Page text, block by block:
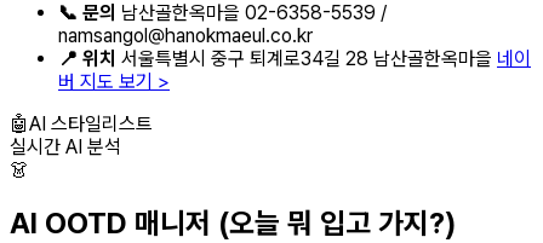
📞 문의 남산골한옥마을 02-6358-5539 /
namsangol@hanokmaeul.co.kr
📍 위치 서울특별시 중구 퇴계로34길 28 남산골한옥마을 네이
버 지도 보기 >
🤖AI 스타일리스트
실시간 AI 분석
👗
AI OOTD 매니저 (오늘 뭐 입고 가지?)